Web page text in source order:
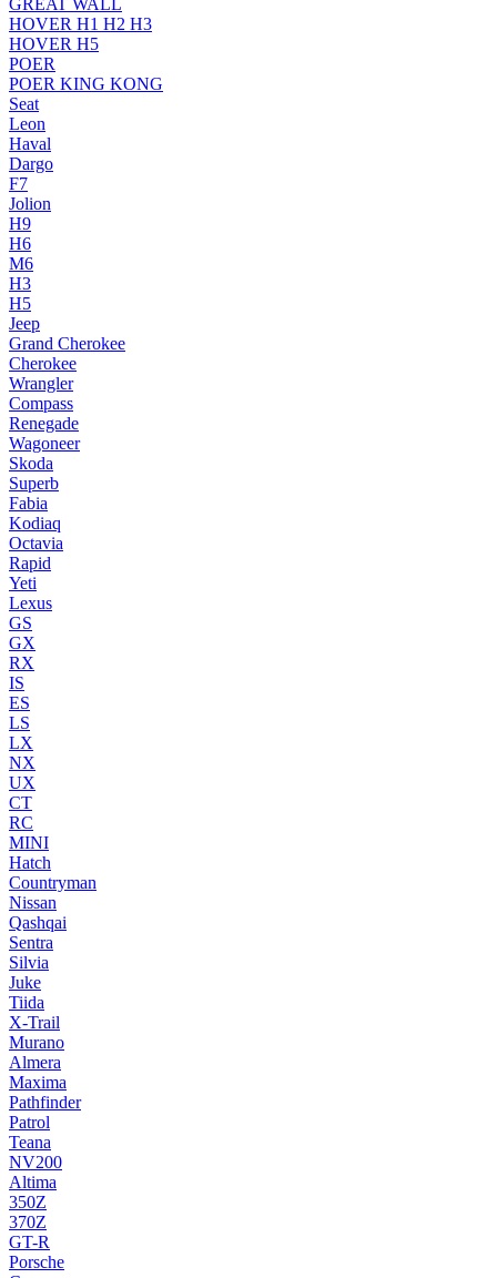
GREAT WALL
HOVER H1 H2 H3
HOVER H5
POER
POER KING KONG
Seat
Leon
Haval
Dargo
F7
Jolion
H9
H6
M6
H3
H5
Jeep
Grand Cherokee
Cherokee
Wrangler
Compass
Renegade
Wagoneer
Skoda
Superb
Fabia
Kodiaq
Octavia
Rapid
Yeti
Lexus
GS
GX
RX
IS
ES
LS
LX
NX
UX
CT
RC
MINI
Hatch
Countryman
Nissan
Qashqai
Sentra
Silvia
Juke
Tiida
X-Trail
Murano
Almera
Maxima
Pathfinder
Patrol
Teana
NV200
Altima
350Z
370Z
GT-R
Porsche